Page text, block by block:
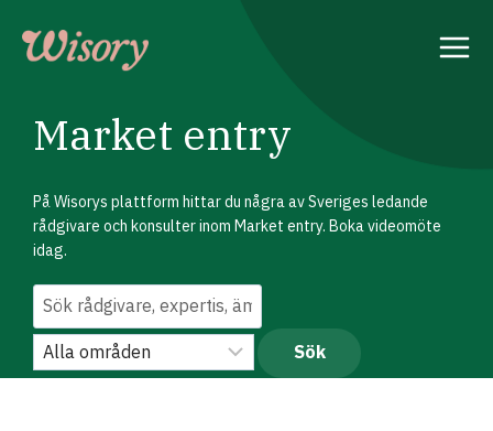
content
Market entry
På Wisorys plattform hittar du några av Sveriges ledande
rådgivare och konsulter inom Market entry. Boka videomöte
idag.